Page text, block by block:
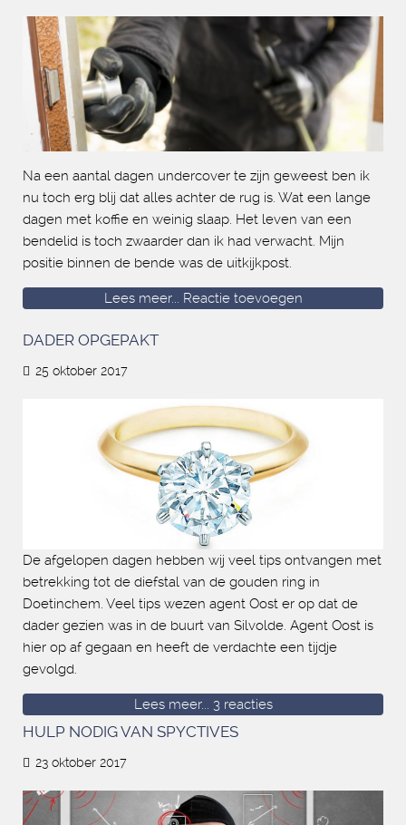
Na een aantal dagen undercover te zijn geweest ben ik
nu toch erg blij dat alles achter de rug is. Wat een lange
dagen met koffie en weinig slaap. Het leven van een
bendelid is toch zwaarder dan ik had verwacht. Mijn
positie binnen de bende was de uitkijkpost.
Lees meer... Reactie toevoegen
DADER OPGEPAKT
25 oktober 2017
De afgelopen dagen hebben wij veel tips ontvangen met
betrekking tot de diefstal van de gouden ring in
Doetinchem. Veel tips wezen agent Oost er op dat de
dader gezien was in de buurt van Silvolde. Agent Oost is
hier op af gegaan en heeft de verdachte een tijdje
gevolgd.
Lees meer... 3 reacties
HULP NODIG VAN SPYCTIVES
23 oktober 2017